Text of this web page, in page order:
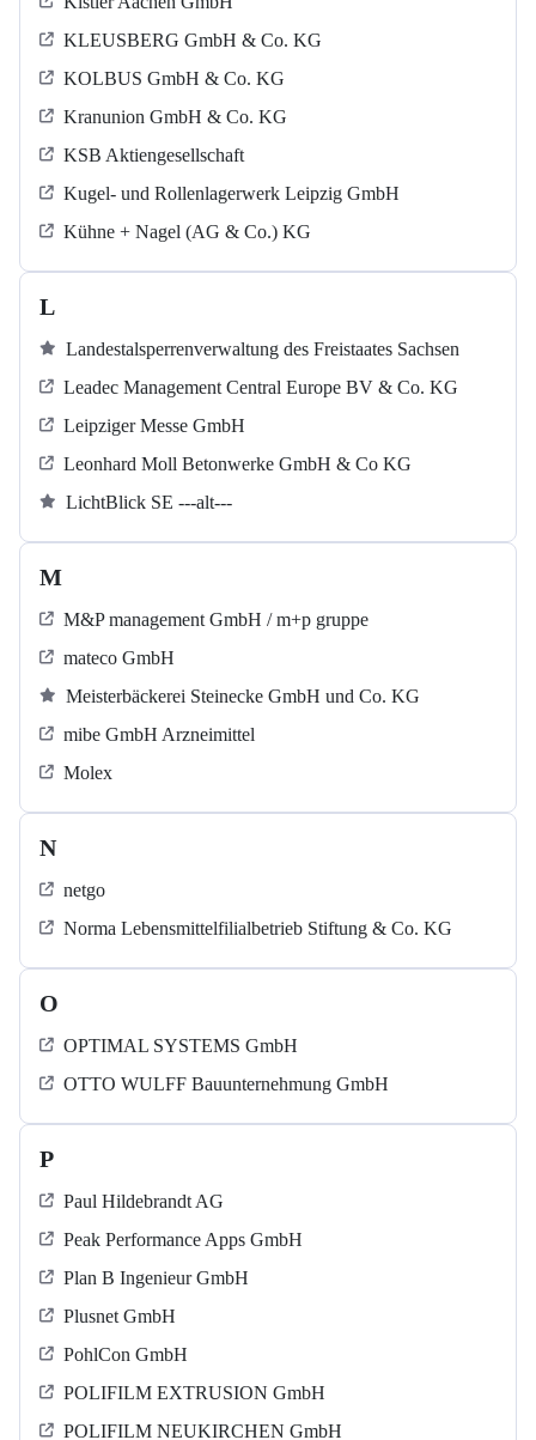
KLEUSBERG GmbH & Co. KG
KOLBUS GmbH & Co. KG
Kranunion GmbH & Co. KG
KSB Aktiengesellschaft
Kugel‐ und Rollenlagerwerk Leipzig GmbH
Kühne + Nagel (AG & Co.) KG
L
Landestalsperrenverwaltung des Freistaates Sachsen
Leadec Management Central Europe BV & Co. KG
Leipziger Messe GmbH
Leonhard Moll Betonwerke GmbH & Co KG
LichtBlick SE ---alt---
M
M&P management GmbH / m+p gruppe
mateco GmbH
Meisterbäckerei Steinecke GmbH und Co. KG
mibe GmbH Arzneimittel
Molex
N
netgo
Norma Lebensmittelfilialbetrieb Stiftung & Co. KG
O
OPTIMAL SYSTEMS GmbH
OTTO WULFF Bauunternehmung GmbH
P
Paul Hildebrandt AG
Peak Performance Apps GmbH
Plan B Ingenieur GmbH
Plusnet GmbH
PohlCon GmbH
POLIFILM EXTRUSION GmbH
POLIFILM NEUKIRCHEN GmbH